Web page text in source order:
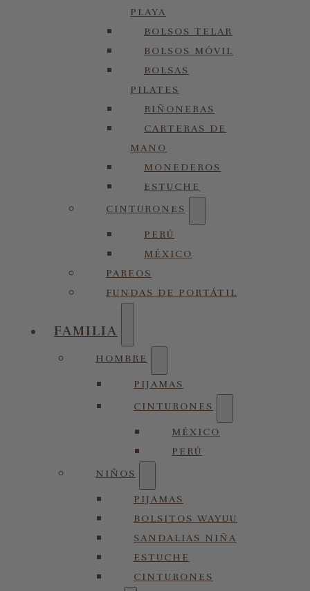
PLAYA
BOLSOS TELAR
BOLSOS MÓVIL
BOLSAS
PILATES
RIÑONERAS
CARTERAS DE
MANO
MONEDEROS
ESTUCHE
CINTURONES
PERÚ
MÉXICO
PAREOS
FUNDAS DE PORTÁTIL
FAMILIA
HOMBRE
PIJAMAS
CINTURONES
MÉXICO
PERÚ
NIÑOS
PIJAMAS
BOLSITOS WAYUU
SANDALIAS NIÑA
ESTUCHE
CINTURONES